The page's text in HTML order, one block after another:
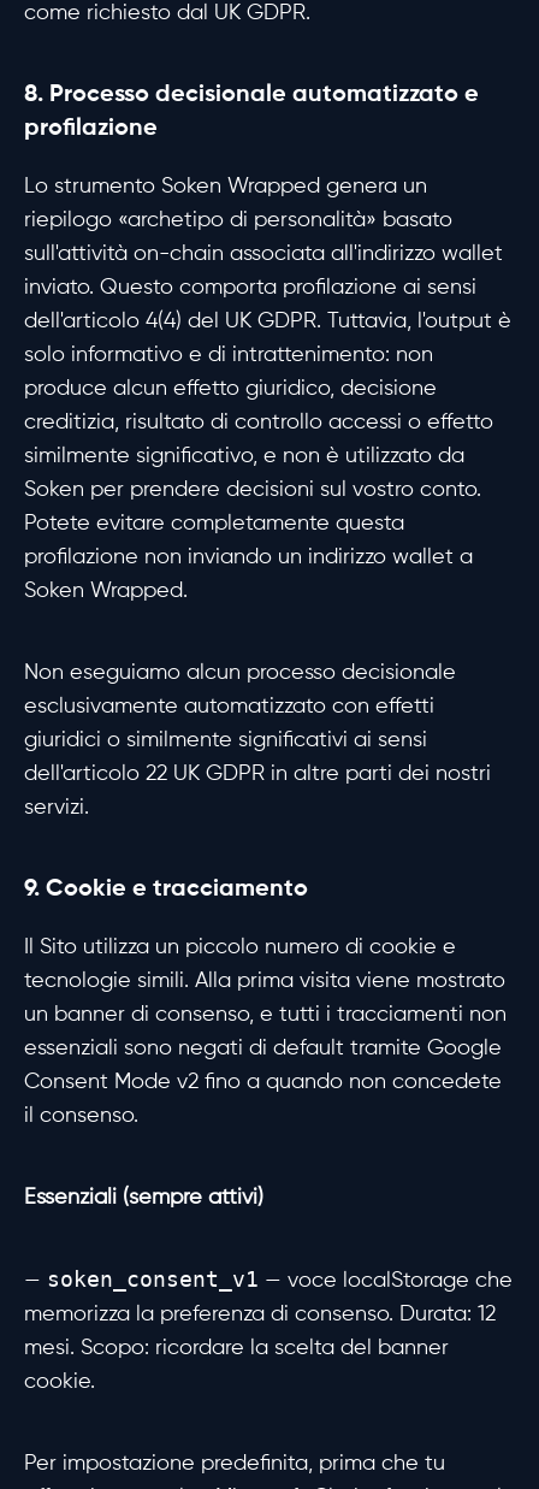
come richiesto dal UK GDPR.
8. Processo decisionale automatizzato e
profilazione
Lo strumento Soken Wrapped genera un
riepilogo «archetipo di personalità» basato
sull'attività on-chain associata all'indirizzo wallet
inviato. Questo comporta profilazione ai sensi
dell'articolo 4(4) del UK GDPR. Tuttavia, l'output è
solo informativo e di intrattenimento: non
produce alcun effetto giuridico, decisione
creditizia, risultato di controllo accessi o effetto
similmente significativo, e non è utilizzato da
Soken per prendere decisioni sul vostro conto.
Potete evitare completamente questa
profilazione non inviando un indirizzo wallet a
Soken Wrapped.
Non eseguiamo alcun processo decisionale
esclusivamente automatizzato con effetti
giuridici o similmente significativi ai sensi
dell'articolo 22 UK GDPR in altre parti dei nostri
servizi.
9. Cookie e tracciamento
Il Sito utilizza un piccolo numero di cookie e
tecnologie simili. Alla prima visita viene mostrato
un banner di consenso, e tutti i tracciamenti non
essenziali sono negati di default tramite Google
Consent Mode v2 fino a quando non concedete
il consenso.
Essenziali (sempre attivi)
— soken_consent_v1 — voce localStorage che
memorizza la preferenza di consenso. Durata: 12
mesi. Scopo: ricordare la scelta del banner
cookie.
Per impostazione predefinita, prima che tu